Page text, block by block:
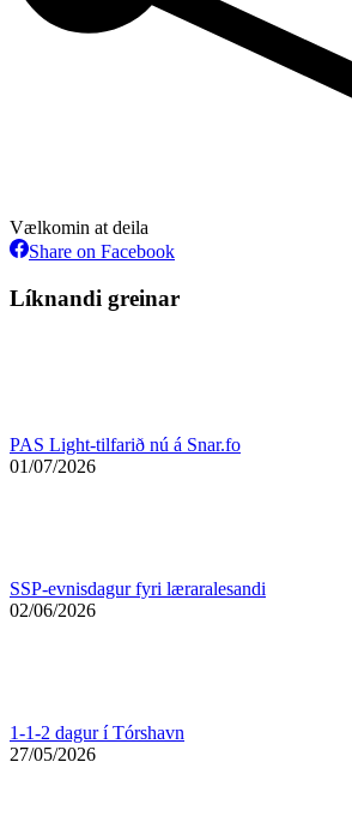
Vælkomin at deila
Share on FacebookShare
Facebook
Líknandi greinar
PAS Light-tilfarið nú á Snar.fo
01/07/2026
SSP-evnisdagur fyri læraralesandi
02/06/2026
1-1-2 dagur í Tórshavn
27/05/2026